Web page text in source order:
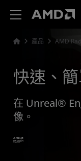
產品 AMD
快速、
在 Unreal®
像。